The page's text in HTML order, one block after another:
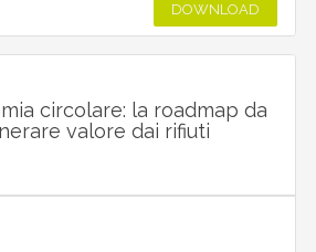
DOWNLOAD
circolare: la roadmap da
valore dai rifiuti